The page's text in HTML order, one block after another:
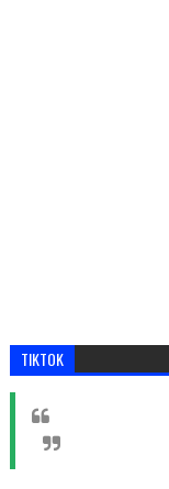
TIKTOK